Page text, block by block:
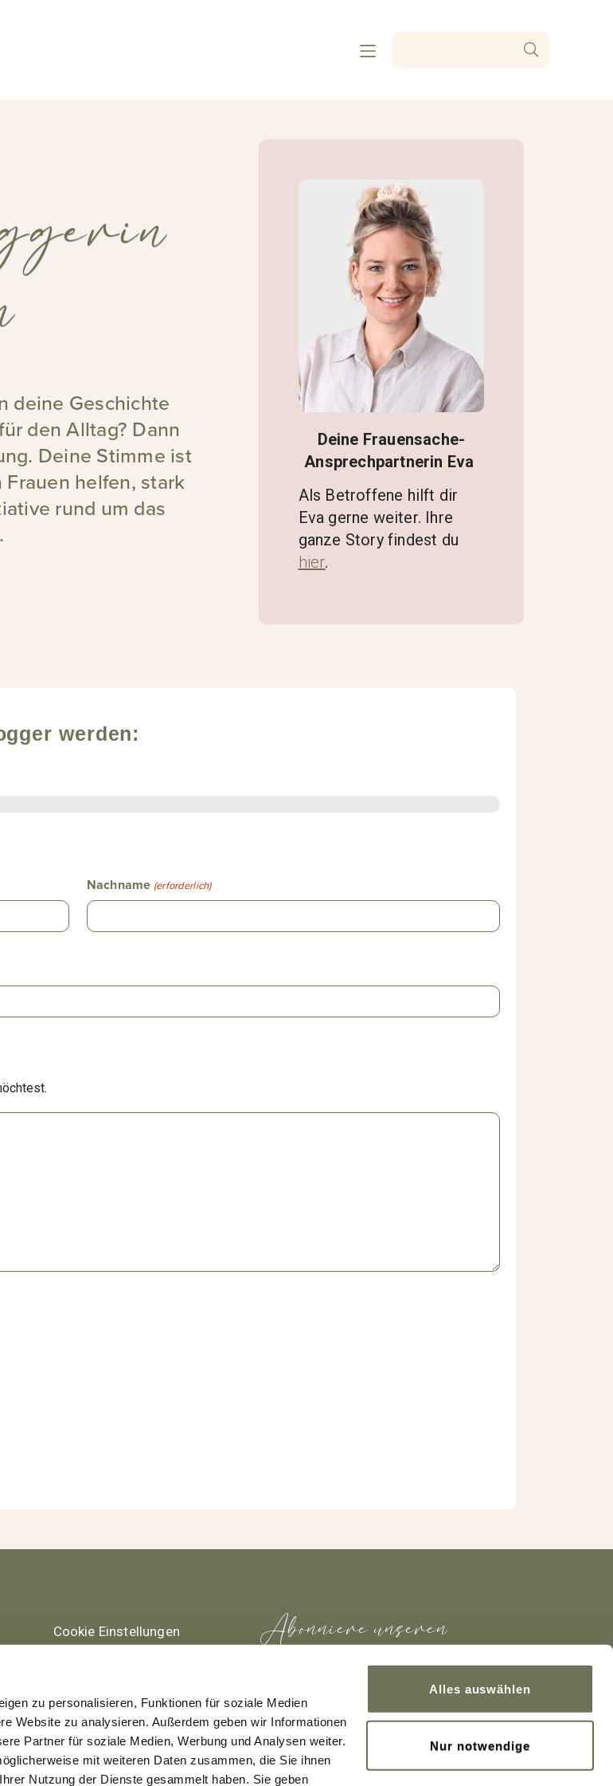
zu personalisieren, Funktionen für soziale Medien
Website zu analysieren. Außerdem geben wir Informationen
Partner für soziale Medien, Werbung und Analysen weiter.
mit weiteren Daten zusammen, die Sie ihnen
Nutzung der Dienste gesammelt haben. Sie geben
Alles auswählen
Nur notwendige
deine Geschichte
den Alltag? Dann
Deine Stimme ist
helfen, stark
rund um das
Deine Frauensache-
Ansprechpartnerin Eva
Als Betroffene hilft dir
Eva gerne weiter. Ihre
ganze Story findest du
hier.
werden:
Nachname (erforderlich)
Cookie Einstellungen
Datenschutz
Abonniere unseren
Newsletter
Ich willige hiermit ein, dass meine personenbezogenen
Daten für die o. g. Zwecke verarbeitet werden. Meine
Einwilligung erfolgt freiwillig. Ich kann jederzeit formlos